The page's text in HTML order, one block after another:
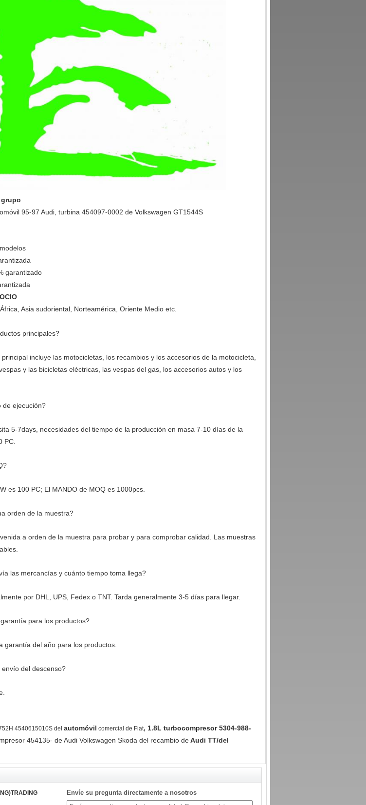
garantizado
Asia sudoriental, Norteamérica, Oriente Medio etc.
principales?
incluye las motocicletas, los recambios y los accesorios de la motocicleta,
y las bicicletas eléctricas, las vespas del gas, los accesorios autos y los
de ejecución?
5-7days, necesidades del tiempo de la producción en masa 7-10 días de la
PC.
es 100 PC; El MANDO de MOQ es 1000pcs.
orden de la muestra?
a orden de la muestra para probar y para comprobar calidad. Las muestras
las mercancías y cuánto tiempo toma llega?
por DHL, UPS, Fedex o TNT. Tarda generalmente 3-5 días para llegar.
para los productos?
garantía del año para los productos.
del descenso?
4540615010S del automóvil comercial de Fiat, 1.8L turbocompresor 5304-988-
454135- de Audi Volkswagen Skoda del recambio deAudi TT/del
Envíe su pregunta directamente a nosotros